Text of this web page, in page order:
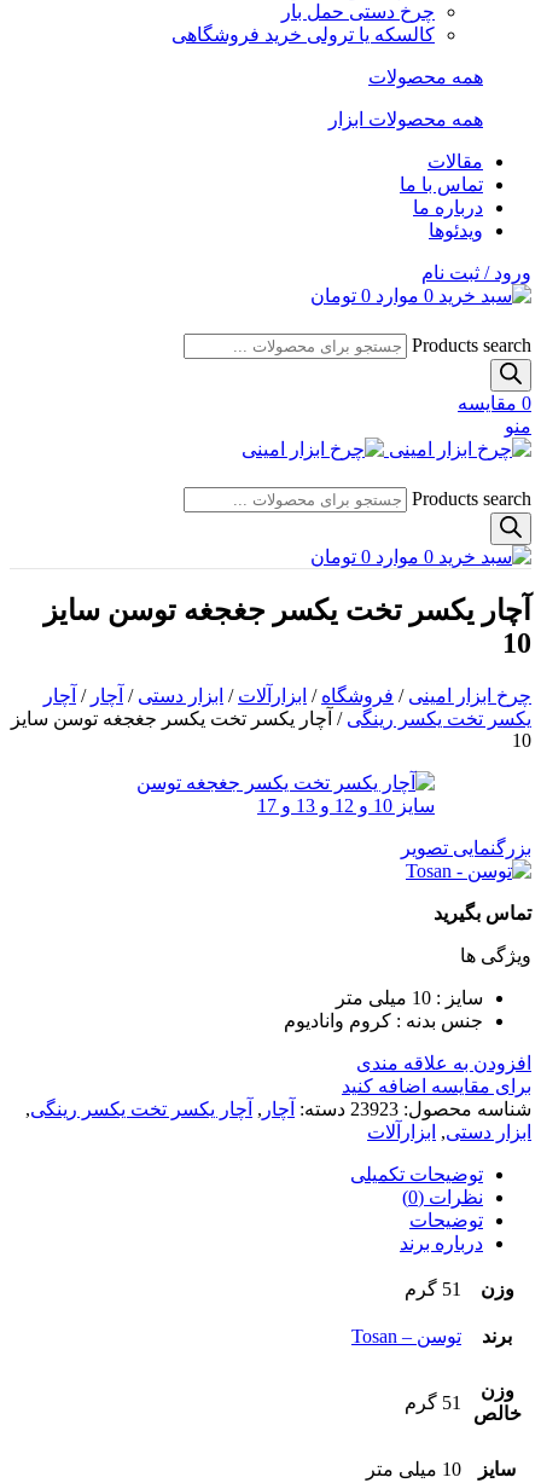
چرخ دستی حمل بار
کالسکه یا ترولی خرید فروشگاهی
همه محصولات
همه محصولات ابزار
مقالات
تماس با ما
درباره ما
ویدئوها
ورود / ثبت نام
0 موارد 0 تومان
Products search
0 مقایسه
منو
Products search
0 موارد 0 تومان
آچار یکسر تخت یکسر جغجغه توسن سایز
10
چرخ ابزار امینی / فروشگاه / ابزارآلات / ابزار دستی / آچار / آچار
یکسر تخت یکسر رینگی / آچار یکسر تخت یکسر جغجغه توسن سایز
10
بزرگنمایی تصویر
تماس بگیرید
ویژگی ها
سایز : 10 میلی متر
جنس بدنه : کروم وانادیوم
افزودن به علاقه مندی
برای مقایسه اضافه کنید
شناسه محصول: 23923 دسته: آچار , آچار یکسر تخت یکسر رینگی,
ابزار دستی, ابزارآلات
توضیحات تکمیلی
نظرات (0)
توضیحات
درباره برند
وزن 51 گرم
برند توسن – Tosan
وزن
خالص
51 گرم
سایز 10 میلی متر